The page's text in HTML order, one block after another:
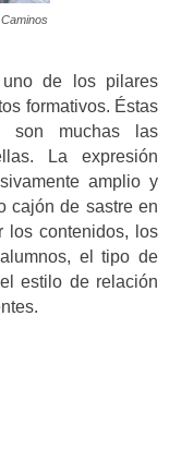
de los pilares
formativos. Éstas
son muchas las
La expresión
amplio y
cajón de sastre en
los contenidos, los
el tipo de
estilo de relación